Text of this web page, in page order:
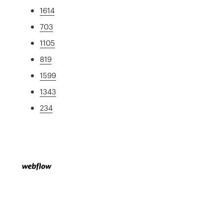
1614
703
1105
819
1599
1343
234